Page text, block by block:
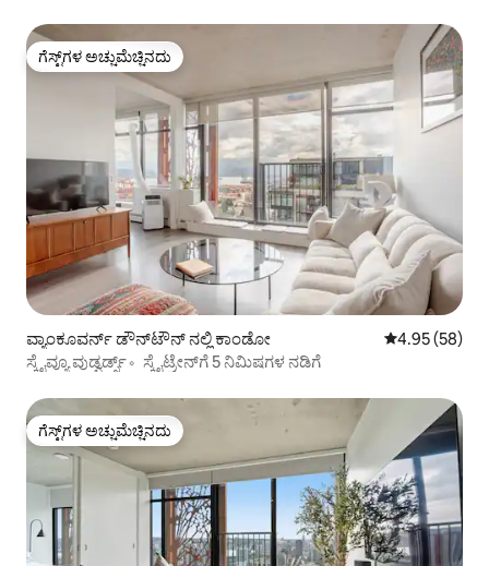
ಗೆಸ್ಟ್‌ಗಳ ಅಚ್ಚುಮೆಚ್ಚಿನದು
ಗೆಸ್ಟ್‌ಗಳ ಅಚ್ಚುಮೆಚ್ಚಿನದು
ವ್ಯಾಂಕೂವರ್ನ್ ಡೌನ್‌ಟೌನ್ ನಲ್ಲಿ ಕಾಂಡೋ 5 ರಲ್ಲಿ 4.95
4.95 (58)
ಸ್ಕೈವ್ಯೂ ವುಡ್ವರ್ಡ್ಸ್。ಸ್ಕೈಟ್ರೇನ್‌ಗೆ 5 ನಿಮಿಷಗಳ ನಡಿಗೆ
ಗೆಸ್ಟ್‌ಗಳ ಅಚ್ಚುಮೆಚ್ಚಿನದು
ಗೆಸ್ಟ್‌ಗಳ ಅಚ್ಚುಮೆಚ್ಚಿನದು